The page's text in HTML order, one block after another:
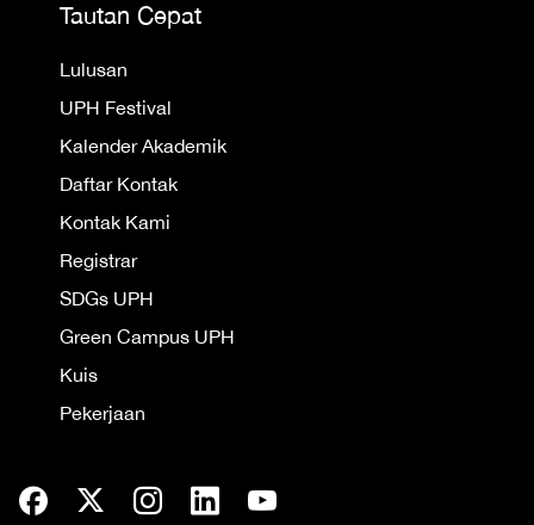
Tautan Cepat
Lulusan
UPH Festival
Kalender Akademik
Daftar Kontak
Kontak Kami
Registrar
SDGs UPH
Green Campus UPH
Kuis
Pekerjaan